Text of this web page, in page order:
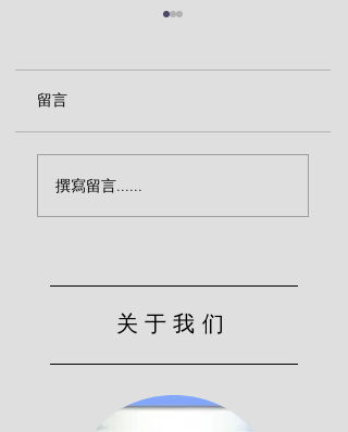
道路（雷欧纳）
留言
撰寫留言......
关于我们